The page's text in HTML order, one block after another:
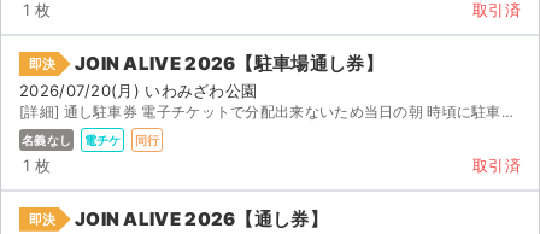
チケットジャム利用規約
プライバシーポリシー
特定商取引法に基づく表記
公演登録依頼
1 枚 取引済
即決 JOIN ALIVE 2026【駐車場通し券】
2026/07/20(月) いわみざわ公園
[詳細] 通し駐車券 電子チケットで分配出来ないため当日の朝 時頃に駐車場付近で待ち合わせをして入場時...
名義なし 電チケ 同行
1 枚 取引済
即決 JOIN ALIVE 2026【通し券】